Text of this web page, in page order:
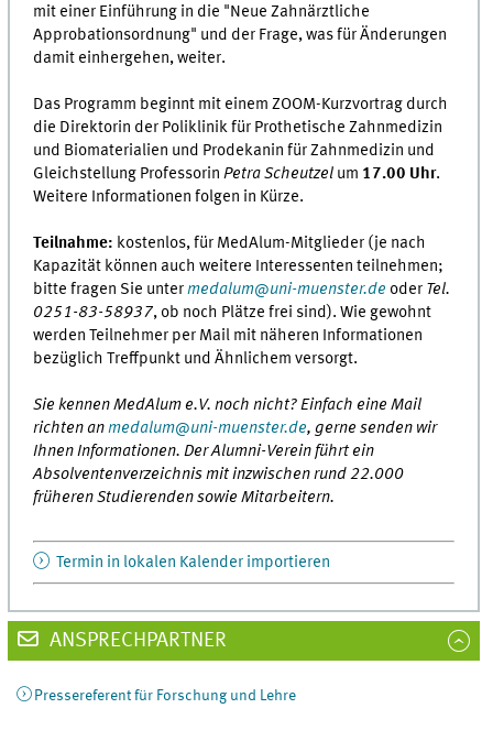
mit einer Einführung in die "Neue Zahnärztliche
Approbationsordnung" und der Frage, was für Änderungen
damit einhergehen, weiter.
Das Programm beginnt mit einem ZOOM-Kurzvortrag durch
die Direktorin der Poliklinik für Prothetische Zahnmedizin
und Biomaterialien und Prodekanin für Zahnmedizin und
Gleichstellung Professorin Petra Scheutzel um 17.00 Uhr.
Weitere Informationen folgen in Kürze.
Teilnahme: kostenlos, für MedAlum-Mitglieder (je nach
Kapazität können auch weitere Interessenten teilnehmen;
bitte fragen Sie untermedalum@uni-muenster.de oder Tel.
0251-83-58937, ob noch Plätze frei sind). Wie gewohnt
werden Teilnehmer per Mail mit näheren Informationen
bezüglich Treffpunkt und Ähnlichem versorgt.
Sie kennen MedAlum e.V. noch nicht? Einfach eine Mail
richten anmedalum@uni-muenster.de, gerne senden wir
Ihnen Informationen. Der Alumni-Verein führt ein
Absolventenverzeichnis mit inzwischen rund 22.000
früheren Studierenden sowie Mitarbeitern.
Termin in lokalen Kalender importieren
ANSPRECHPARTNER
Pressereferent für Forschung und Lehre